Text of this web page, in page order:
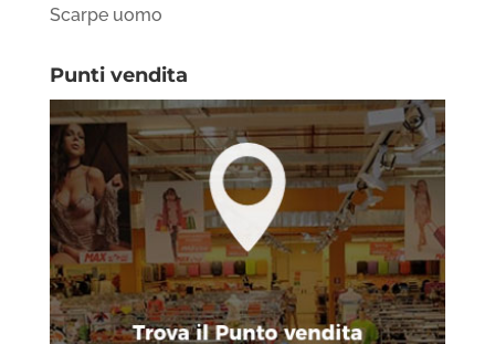
Scarpe uomo
Punti vendita